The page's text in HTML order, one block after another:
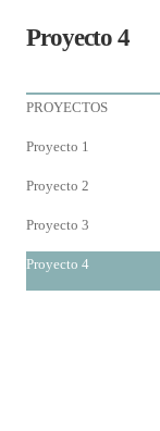
Proyecto 4
PROYECTOS
Proyecto 1
Proyecto 2
Proyecto 3
Proyecto 4